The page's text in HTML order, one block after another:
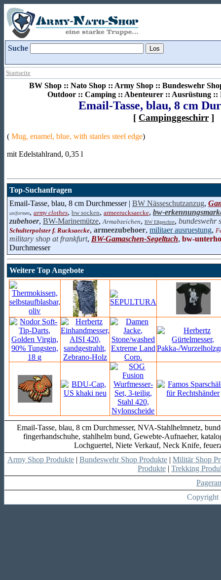
Suche
Startseite
BW Shop :: Nato Shop :: Army Shop :: Bundeswehr
Outdoor :: Camping :: Abenteurer :: Ausrüstung ::
Email-Tasse, blau, 8 cm
[ Campinggeschirr ]
( Mug, enamel, blue, with stanles steel edge)
mit Edelstahlrand, 0,35 l
Top-Suchanfragen
Email-Tasse, blau, 8 cm Durchmesser | BW Nässeschutzanzug,
uniformen, army clothes, bw socken, armeerucksaecke, bw-
zubehoer, BW-Marinemütze, Armabzeichen, BW Eßgeschirr, bundeswehr
Schulterpolster f. Rucksaecke, armeezubehoer, militaer ausruestung,
military shop at frankfurt, BW-Gamaschen-Segeltuch, bw-
Durchmesser
Weitere Top Angebote
Email-Tasse, blau, 8 cm Durchmesser, NVA-Stahlhelmnetz,
fingerhandschuhe, stahlhelm bund, Gewebte-Aufnaeher,
Lochguertel, Niete Verkauf, Neck Knife,
Army Shop Produkte | Bundeswehr Shop Produkte | Militär Shop
Produkte | Trekking